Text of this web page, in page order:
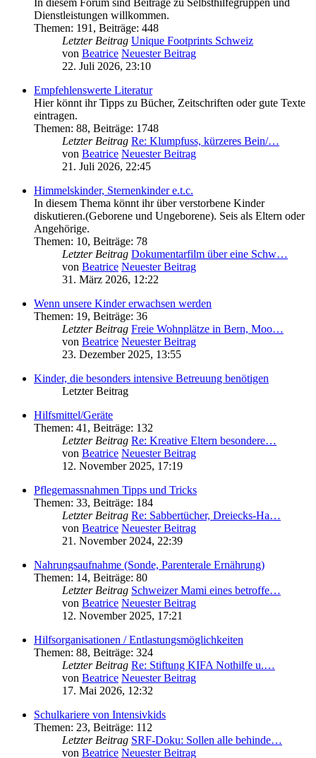
Dienstleistungen willkommen.
Themen: 191 , Beiträge: 448
Letzter Beitrag Unique Footprints Schweiz
von Beatrice Neuester Beitrag
22. Juli 2026, 23:10
Empfehlenswerte Literatur
Hier könnt ihr Tipps zu Bücher, Zeitschriften oder gute Texte
eintragen.
Themen: 88, Beiträge: 1748
Letzter Beitrag Re: Klumpfuss, kürzeres Bein/…
von Beatrice Neuester Beitrag
21. Juli 2026, 22:45
Himmelskinder, Sternenkinder e.t.c.
In diesem Thema könnt ihr über verstorbene Kinder
diskutieren.(Geborene und Ungeborene). Seis als Eltern oder
Angehörige.
Themen: 10, Beiträge: 78
Letzter Beitrag Dokumentarfilm über eine Schw…
von Beatrice Neuester Beitrag
31. März 2026, 12:22
Wenn unsere Kinder erwachsen werden
Themen: 19, Beiträge: 36
Letzter Beitrag Freie Wohnplätze in Bern, Moo…
von Beatrice Neuester Beitrag
23. Dezember 2025, 13:55
Kinder, die besonders intensive Betreuung benötigen
Letzter Beitrag
Hilfsmittel/Geräte
Themen: 41 , Beiträge: 132
Letzter Beitrag Re: Kreative Eltern besondere…
von Beatrice Neuester Beitrag
12. November 2025, 17:19
Pflegemassnahmen Tipps und Tricks
Themen: 33, Beiträge: 184
Letzter Beitrag Re: Sabbertücher, Dreiecks-Ha…
von Beatrice Neuester Beitrag
21. November 2024, 22:39
Nahrungsaufnahme (Sonde, Parenterale Ernährung)
Themen: 14, Beiträge: 80
Letzter Beitrag Schweizer Mami eines betroffe…
von Beatrice Neuester Beitrag
12. November 2025, 17:21
Hilfsorganisationen / Entlastungsmöglichkeiten
Themen: 88, Beiträge: 324
Letzter Beitrag Re: Stiftung KIFA Nothilfe u.…
von Beatrice Neuester Beitrag
17. Mai 2026, 12:32
Schulkariere von Intensivkids
Themen: 23, Beiträge: 112
Letzter Beitrag SRF-Doku: Sollen alle behinde…
von Beatrice Neuester Beitrag